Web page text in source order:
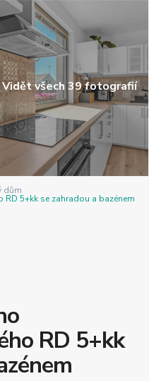
Vidět všech 39 fotografií
dům
5+kk se zahradou a bazénem
RD 5+kk